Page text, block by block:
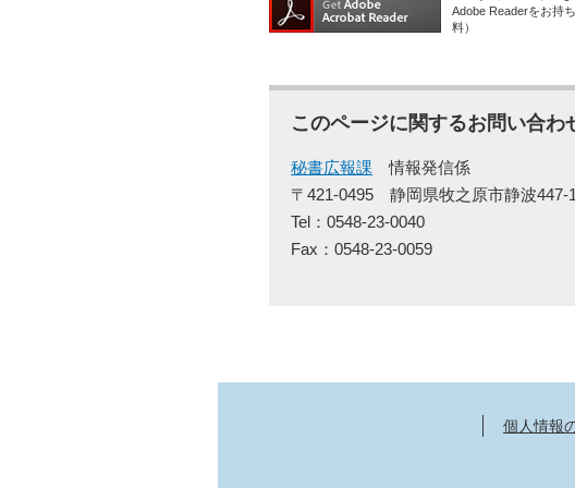
Adobe Readerをお持
料）
このページに関するお問い合わ
秘書広報課
情報発信係
〒421-0495
静岡県牧之原市静波447-
Tel：0548-23-0040
Fax：0548-23-0059
個人情報